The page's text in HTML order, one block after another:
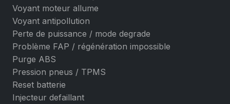
Voyant moteur allume
Voyant antipollution
Perte de puissance / mode degrade
Problème FAP / régénération impossible
Purge ABS
Pression pneus / TPMS
Reset batterie
Injecteur defaillant